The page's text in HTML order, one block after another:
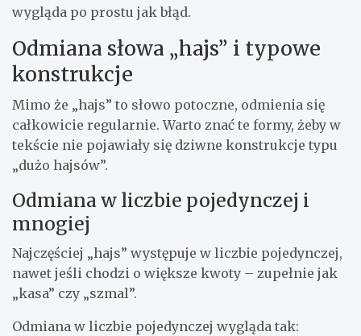
wygląda po prostu jak błąd.
Odmiana słowa „hajs” i typowe
konstrukcje
Mimo że „hajs” to słowo potoczne, odmienia się
całkowicie regularnie. Warto znać te formy, żeby w
tekście nie pojawiały się dziwne konstrukcje typu
„dużo hajsów”.
Odmiana w liczbie pojedynczej i
mnogiej
Najczęściej „hajs” występuje w liczbie pojedynczej,
nawet jeśli chodzi o większe kwoty – zupełnie jak
„kasa” czy „szmal”.
Odmiana w liczbie pojedynczej wygląda tak: